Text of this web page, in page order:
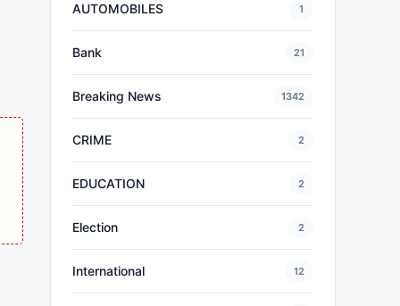
AUTOMOBILES 1
Bank 21
Breaking News 1342
CRIME 2
EDUCATION 2
Election 2
International 12